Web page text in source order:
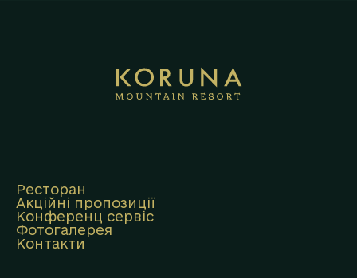
Ресторан
Акційні пропозиції
Конференц сервіс
Фотогалерея
Контакти